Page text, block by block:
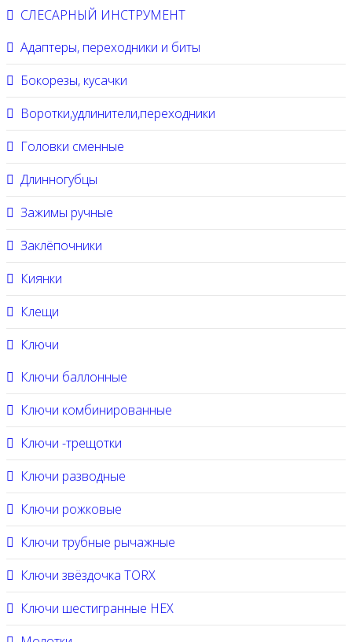
СЛЕСАРНЫЙ ИНСТРУМЕНТ
Адаптеры, переходники и биты
Бокорезы, кусачки
Воротки,удлинители,переходники
Головки сменные
Длинногубцы
Зажимы ручные
Заклёпочники
Киянки
Клещи
Ключи
Ключи баллонные
Ключи комбинированные
Ключи -трещотки
Ключи разводные
Ключи рожковые
Ключи трубные рычажные
Ключи звёздочка TORX
Ключи шестигранные HEX